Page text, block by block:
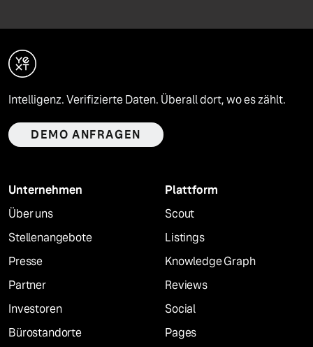
Intelligenz. Verifizierte Daten. Überall dort, wo es zählt.
DEMO ANFRAGEN
Unternehmen
Über uns
Stellenangebote
Presse
Partner
Investoren
Bürostandorte
Plattform
Scout
Listings
Knowledge Graph
Reviews
Social
Pages